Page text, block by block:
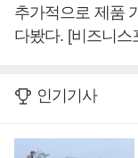
추가적으로 제품
다봤다. [비즈니스
인기기사